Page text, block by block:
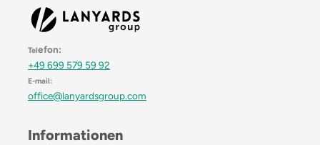
Telefon:
+49 699 579 59 92
E-mail:
office@lanyardsgroup.com
Informationen